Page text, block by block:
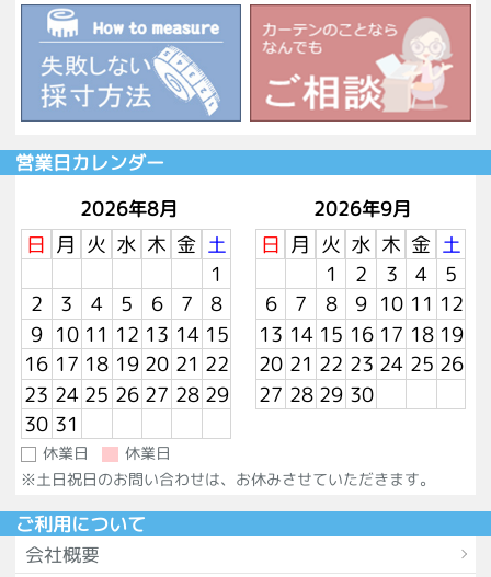
営業日カレンダー
2026年8月
日 月 火 水 木 金 土
1
2
3 4 5 6 7
8
9 10 11 12 13 14 15
16 17 18 19 20 21 22
23 24 25 26 27 28 29
30 31
2026年9月
日 月 火 水 木 金 土
1
2 3 4
5
6
7 8 9 10 11 12
13 14 15 16 17 18 19
20 21 22 23 24 25 26
27 28 29 30
休業日
休業日
※土日祝日のお問い合わせは、お休みさせていただきます。
ご利用について
会社概要